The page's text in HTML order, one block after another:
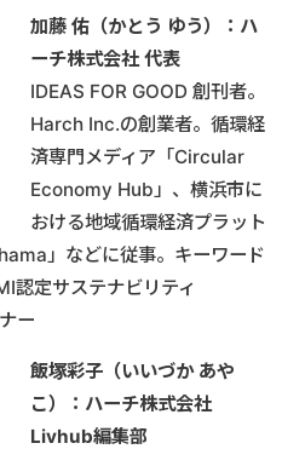
加藤 佑（かとう ゆう）：ハ
ーチ株式会社 代表
IDEAS FOR GOOD 創刊者。
Harch Inc.の創業者。循環経
済専門メディア「Circular
Economy Hub」、横浜市に
おける地域循環経済プラット
」などに従事。キーワード
認定サステナビリティ
ー
飯塚彩子（いいづか あや
こ）：ハーチ株式会社
Livhub編集部